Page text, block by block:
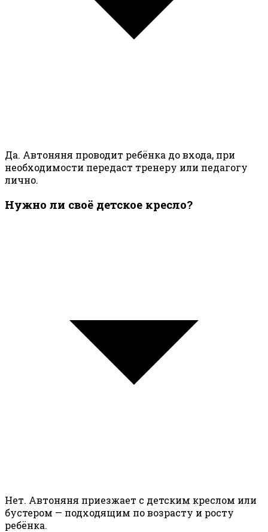
Да. Автоняня проводит ребёнка до входа, при
необходимости передаст тренеру или педагогу
лично.
Нужно ли своё детское кресло?
Нет. Автоняня приезжает с детским креслом или
бустером — подходящим по возрасту и росту
ребёнка.